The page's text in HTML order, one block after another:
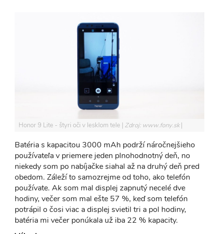
Honor 9 Lite - štyri oči v lesklom tele Zdroj: www.fony.sk
Batéria s kapacitou 3000 mAh podrží náročnejšieho
používateľa v priemere jeden plnohodnotný deň, no
niekedy som po nabíjačke siahal až na druhý deň pred
obedom. Záleží to samozrejme od toho, ako telefón
používate. Ak som mal displej zapnutý necelé dve
hodiny, večer som mal ešte 57 %, keď som telefón
potrápil o čosi viac a displej svietil tri a pol hodiny,
batéria mi večer ponúkala už iba 22 % kapacity.